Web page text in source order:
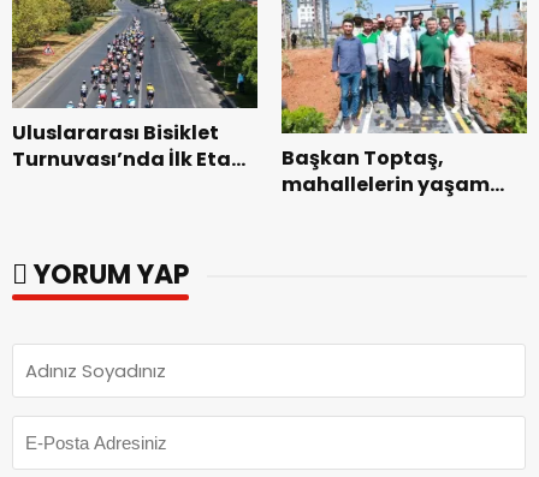
Uluslararası Bisiklet
Turnuvası’nda İlk Etap
Başkan Toptaş,
mahallelerin yaşam
YORUM YAP